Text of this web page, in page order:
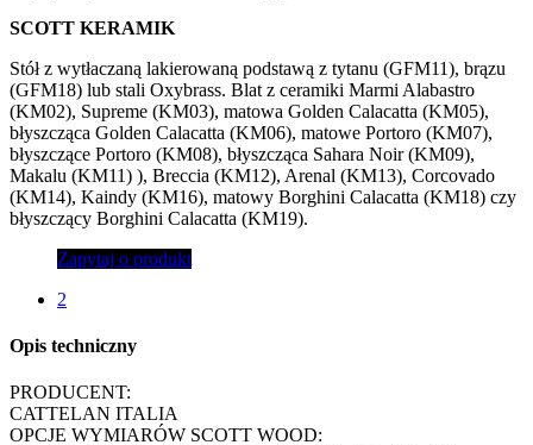
SCOTT KERAMIK
Stół z wytłaczaną lakierowaną podstawą z tytanu (GFM11), brązu
(GFM18) lub stali Oxybrass. Blat z ceramiki Marmi Alabastro
(KM02), Supreme (KM03), matowa Golden Calacatta (KM05),
błyszcząca Golden Calacatta (KM06), matowe Portoro (KM07),
błyszczące Portoro (KM08), błyszcząca Sahara Noir (KM09),
Makalu (KM11) ), Breccia (KM12), Arenal (KM13), Corcovado
(KM14), Kaindy (KM16), matowy Borghini Calacatta (KM18) czy
błyszczący Borghini Calacatta (KM19).
Zapytaj o produkt
2
Opis techniczny
PRODUCENT:
CATTELAN ITALIA
OPCJE WYMIARÓW SCOTT WOOD: